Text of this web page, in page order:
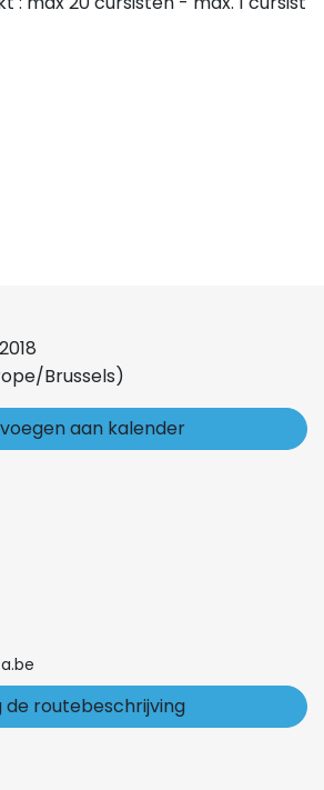
Brussels)
aan kalender
de routebeschrijving